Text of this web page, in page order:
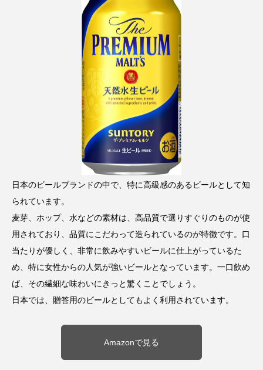
日本のビールブランドの中で、特に高級感のあるビールとして知
られています。
麦芽、ホップ、水などの素材は、高品質で選りすぐりのものが使
用されており、品質にこだわって造られているのが特徴です。口
当たりが優しく、非常に飲みやすいビールに仕上がっているた
め、特に女性からの人気が強いビールとなっています。一口飲め
ば、その繊細な味わいにきっと驚くことでしょう。
日本では、贈答用のビールとしてもよく利用されています。
Amazonで見る